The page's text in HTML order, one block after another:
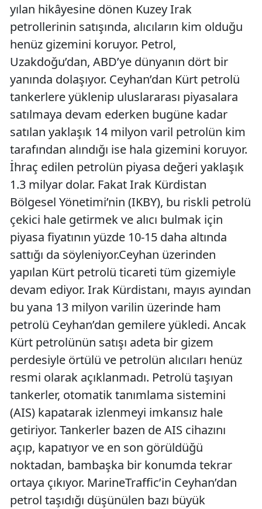
yılan hikâyesine dönen Kuzey Irak
petrollerinin satışında, alıcıların kim olduğu
henüz gizemini koruyor. Petrol,
Uzakdoğu’dan, ABD’ye dünyanın dört bir
yanında dolaşıyor. Ceyhan’dan Kürt petrolü
tankerlere yüklenip uluslararası piyasalara
satılmaya devam ederken bugüne kadar
satılan yaklaşık 14 milyon varil petrolün kim
tarafından alındığı ise hala gizemini koruyor.
İhraç edilen petrolün piyasa değeri yaklaşık
1.3 milyar dolar. Fakat Irak Kürdistan
Bölgesel Yönetimi’nin (IKBY), bu riskli petrolü
çekici hale getirmek ve alıcı bulmak için
piyasa fiyatının yüzde 10-15 daha altında
sattığı da söyleniyor.Ceyhan üzerinden
yapılan Kürt petrolü ticareti tüm gizemiyle
devam ediyor. Irak Kürdistanı, mayıs ayından
bu yana 13 milyon varilin üzerinde ham
petrolü Ceyhan’dan gemilere yükledi. Ancak
Kürt petrolünün satışı adeta bir gizem
perdesiyle örtülü ve petrolün alıcıları henüz
resmi olarak açıklanmadı. Petrolü taşıyan
tankerler, otomatik tanımlama sistemini
(AIS) kapatarak izlenmeyi imkansız hale
getiriyor. Tankerler bazen de AIS cihazını
açıp, kapatıyor ve en son görüldüğü
noktadan, bambaşka bir konumda tekrar
ortaya çıkıyor. MarineTraffic’in Ceyhan’dan
petrol taşıdığı düşünülen bazı büyük